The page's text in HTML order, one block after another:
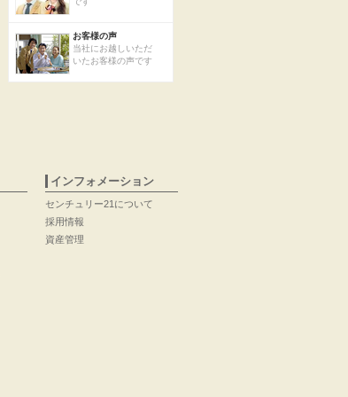
お客様の声
当社にお越しいただ
いたお客様の声です
インフォメーション
センチュリー21について
採用情報
資産管理